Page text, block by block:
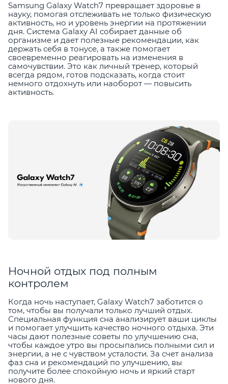
Samsung Galaxy Watch7 превращает здоровье в
науку, помогая отслеживать не только физическую
активность, но и уровень энергии на протяжении
дня. Система Galaxy AI собирает данные об
организме и дает полезные рекомендации, как
держать себя в тонусе, а также помогает
своевременно реагировать на изменения в
самочувствии. Это как личный тренер, который
всегда рядом, готов подсказать, когда стоит
немного отдохнуть или наоборот — повысить
активность.
Ночной отдых под полным
контролем
Когда ночь наступает, Galaxy Watch7 заботится о
том, чтобы вы получали только лучший отдых.
Специальная функция сна анализирует ваши циклы
и помогает улучшить качество ночного отдыха. Эти
часы дают полезные советы по улучшению сна,
чтобы каждое утро вы просыпались полными сил и
энергии, а не с чувством усталости. За счет анализа
фаз сна и рекомендаций по улучшению, вы
получите более спокойную ночь и яркий старт
нового дня.